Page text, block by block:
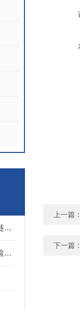
Millipore发光液的制备工艺：全链路质控保障检测性能稳定
Millipore发光液：多场景高灵敏检测的核心试剂支撑
上一篇
下一篇